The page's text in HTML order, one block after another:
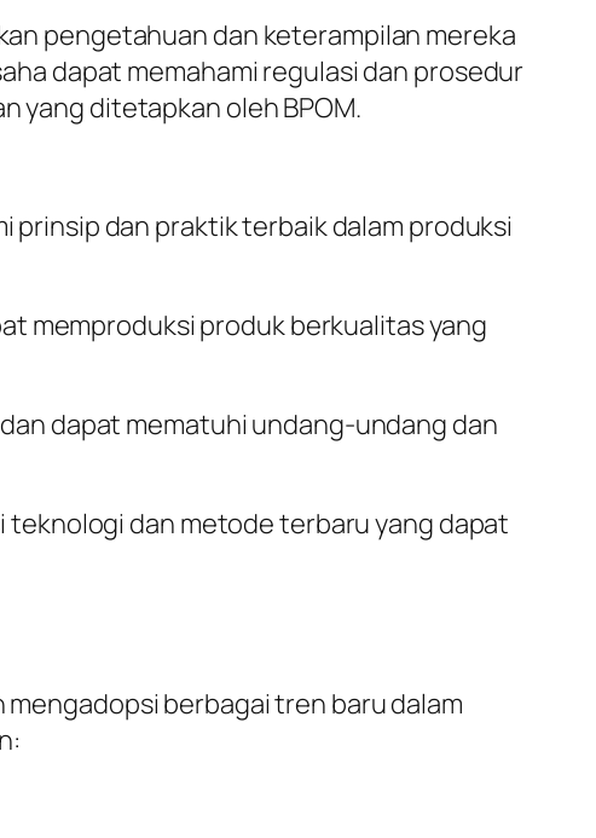
pengetahuan dan keterampilan mereka
dapat memahami regulasi dan prosedur
yang ditetapkan oleh BPOM.
prinsip dan praktik terbaik dalam produksi
memproduksi produk berkualitas yang
dapat mematuhi undang-undang dan
teknologi dan metode terbaru yang dapat
berbagai tren baru dalam